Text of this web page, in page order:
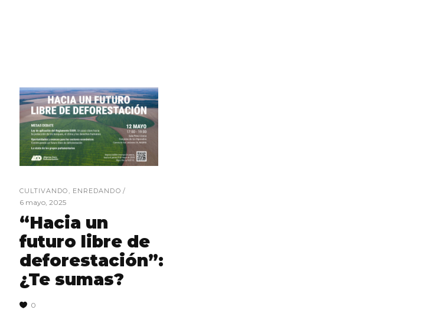
CULTIVANDO , ENREDANDO
6 mayo, 2025
“Hacia un
futuro libre de
deforestación”:
¿Te sumas?
0